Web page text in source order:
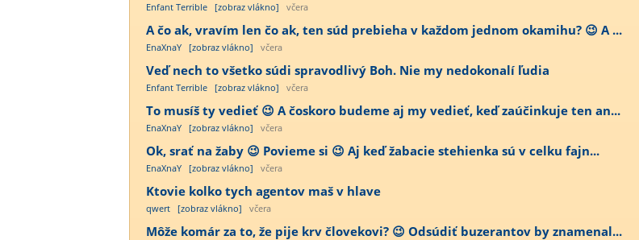
Enfant Terrible [zobraz vlákno] včera
A čo ak, vravím len čo ak, ten súd prebieha v každom jednom okamihu? 😉 A ...
EnaXnaY [zobraz vlákno] včera
Veď nech to všetko súdi spravodlivý Boh. Nie my nedokonalí ľudia
Enfant Terrible [zobraz vlákno] včera
To musíš ty vedieť 😉 A čoskoro budeme aj my vedieť, keď zaúčinkuje ten an...
EnaXnaY [zobraz vlákno] včera
Ok, srať na žaby 😉 Povieme si 😉 Aj keď žabacie stehienka sú v celku fajn...
EnaXnaY [zobraz vlákno] včera
Ktovie kolko tych agentov maš v hlave
qwert [zobraz vlákno] včera
Môže komár za to, že pije krv človekovi? 😉 Odsúdiť buzerantov by znamenal...